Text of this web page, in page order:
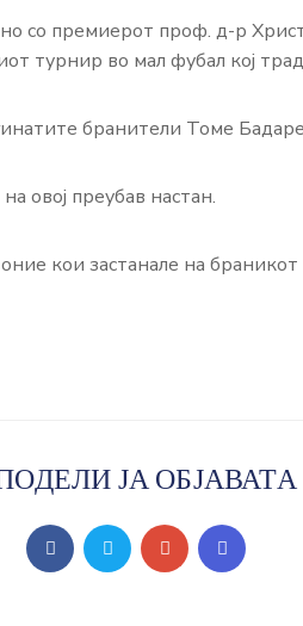
со премиерот проф. д-р
турнир во мал фубал кој
бранители Томе
овој преубав настан.
кои застанале на
ЈА ОБЈАВАТА